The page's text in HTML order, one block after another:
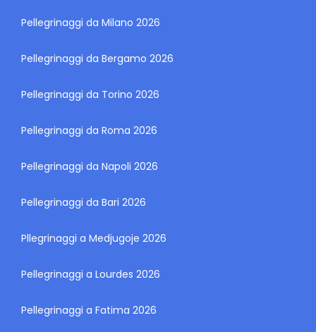
Pellegrinaggi da Milano 2026
Pellegrinaggi da Bergamo 2026
Pellegrinaggi da Torino 2026
Pellegrinaggi da Roma 2026
Pellegrinaggi da Napoli 2026
Pellegrinaggi da Bari 2026
Pllegrinaggi a Medjugoje 2026
Pellegrinaggi a Lourdes 2026
Pellegrinaggi a Fatima 2026